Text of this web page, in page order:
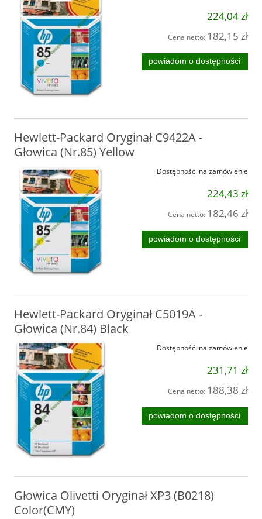
224,04 zł
Cena netto: 182,15 zł
powiadom o dostępności
Hewlett-Packard Oryginał C9422A -
Głowica (Nr.85) Yellow
Dostępność: na zamówienie
224,43 zł
Cena netto: 182,46 zł
powiadom o dostępności
Hewlett-Packard Oryginał C5019A -
Głowica (Nr.84) Black
Dostępność: na zamówienie
231,71 zł
Cena netto: 188,38 zł
powiadom o dostępności
Głowica Olivetti Oryginał XP3 (B0218)
Color(CMY)